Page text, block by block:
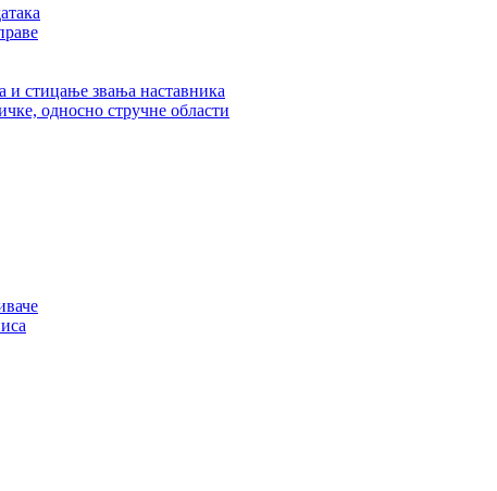
и стицање звања наставника
односно стручне области